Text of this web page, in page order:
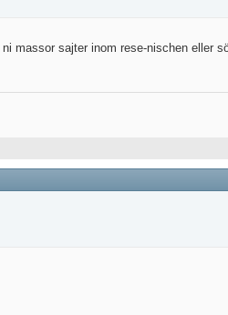
massor sajter inom rese-nischen eller